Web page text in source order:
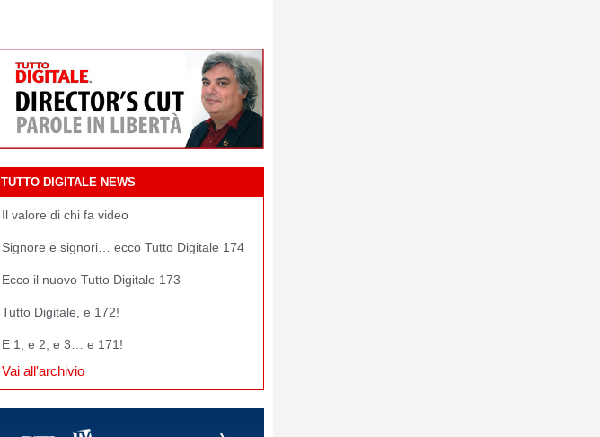
TUTTO DIGITALE NEWS
Il valore di chi fa video
Signore e signori… ecco Tutto Digitale 174
Ecco il nuovo Tutto Digitale 173
Tutto Digitale, e 172!
E 1, e 2, e 3… e 171!
Vai all'archivio